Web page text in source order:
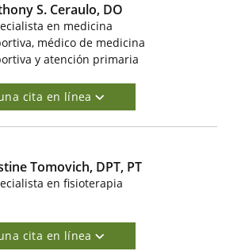
destacados
S. Ceraulo, DO
en medicina
médico de medicina
y atención primaria
cita en línea
destacados
Tomovich, DPT, PT
en fisioterapia
cita en línea